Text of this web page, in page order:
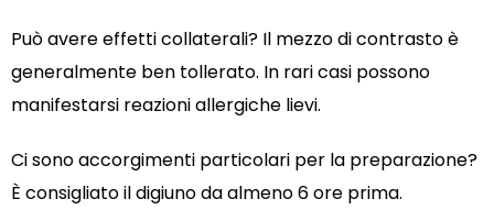
Può avere effetti collaterali? Il mezzo di contrasto è
generalmente ben tollerato. In rari casi possono
manifestarsi reazioni allergiche lievi.
Ci sono accorgimenti particolari per la preparazione?
È consigliato il digiuno da almeno 6 ore prima.